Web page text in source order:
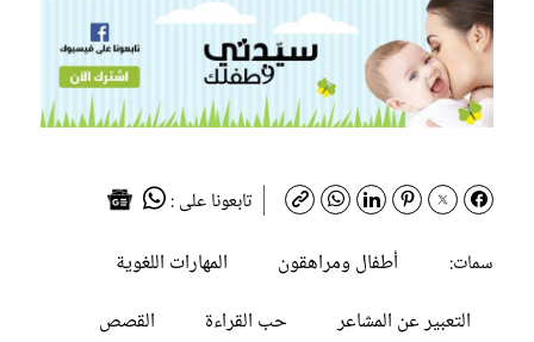
تابعونا على :
سمات:
أطفال ومراهقون
المهارات اللغوية
التعبير عن المشاعر
حب القراءة
القصص